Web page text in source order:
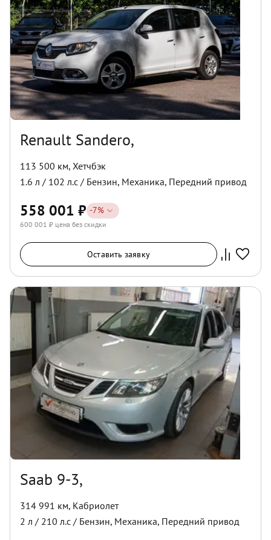
Renault Sandero,
113 500 км, Хетчбэк
1.6 л / 102 л.с / Бензин, Механика, Передний привод
558 001 ₽ -7%
600 001 ₽ цена без скидки
Оставить заявку
Saab 9-3,
314 991 км, Кабриолет
2 л / 210 л.с / Бензин, Механика, Передний привод